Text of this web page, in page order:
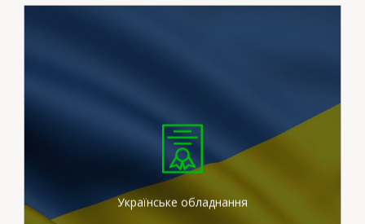
Українське обладнання
Ми працюємо на
сертифікованих
штукатурних станціях
вітчизняного виробника